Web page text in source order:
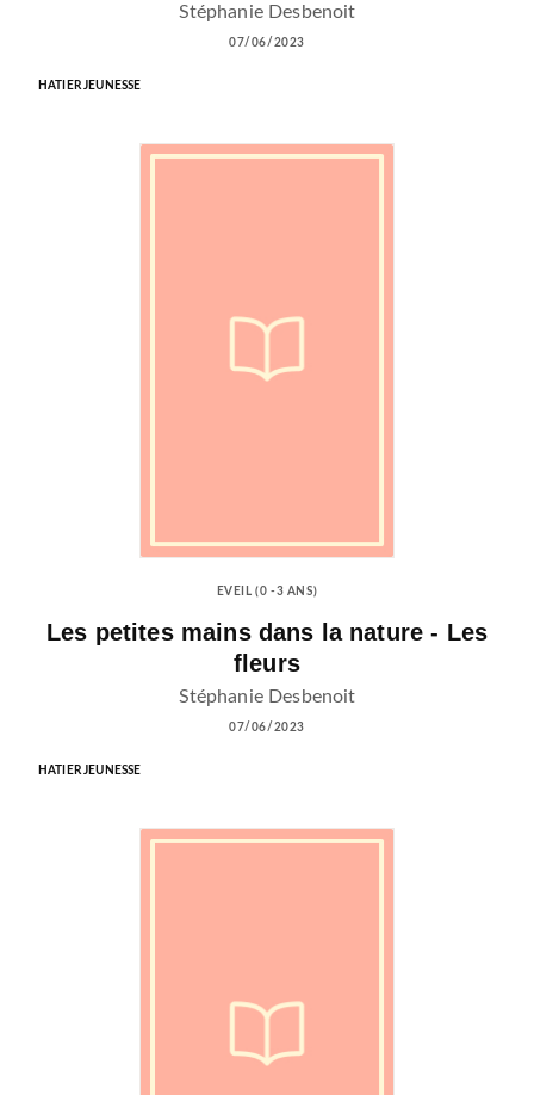
Stéphanie Desbenoit
07/06/2023
HATIER JEUNESSE
EVEIL (0 -3 ANS)
Les petites mains dans la nature - Les
fleurs
Stéphanie Desbenoit
07/06/2023
HATIER JEUNESSE